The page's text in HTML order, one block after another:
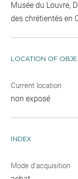
Musée du Louvre,
des chrétientés en
LOCATION OF
Current location
non exposé
INDEX
Mode d'acquisition